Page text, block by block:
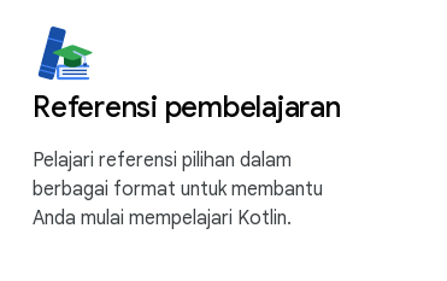
Referensi pembelajaran
Pelajari referensi pilihan dalam
berbagai format untuk membantu
Anda mulai mempelajari Kotlin.